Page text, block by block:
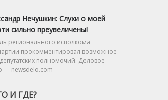
Нечушкин: Слухи о моей
сильно преувеличены!
регионального исполкома
прокомментировал возможное
полномочий. Деловое
— newsdelo.com
И ГДЕ?